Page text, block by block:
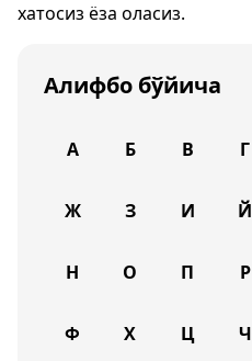
хатосиз ёза оласиз.
Алифбо бўйича
А Б В Г
Ж З И Й
Н О П Р
Ф Х Ц Ч